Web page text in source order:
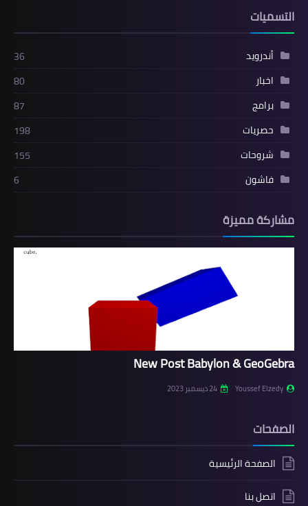
التسميات
أندرويد
36
اخبار
80
برامج
87
حصريات
198
شروحات
155
فاشون
6
مشاركة مميزة
New Post Babylon & GeoGebra
Youssef Elzedy 24 ديسمبر 2023
الصفحات
الصفحة الرئيسية
اتصل بنا